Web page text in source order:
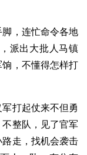
，连忙命令各地
派出大批人马镇
，不懂得怎样打
打起仗来不但勇
整队，见了官军
走，找机会袭击